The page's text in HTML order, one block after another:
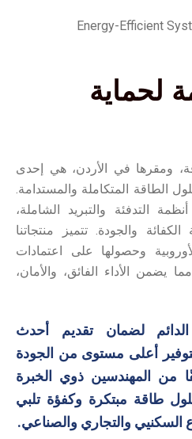
لحماية
ومقرها في الأردن، هي إحدى
الطاقة المتكاملة والمستدامة.
التدفئة والتبريد الشاملة،
والجودة. تتميز منتجاتنا
وحصولها على اعتمادات
يضمن الأداء الفائق، والأمان،
الدائم لضمان تقديم أحدث
أعلى مستوى من الجودة
من المهندسين ذوي الخبرة
طاقة مبتكرة وكفؤة تلبي
السكنيي والتجاري والصناعي.